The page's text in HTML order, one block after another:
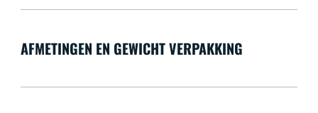
AFMETINGEN EN GEWICHT VERPAKKING